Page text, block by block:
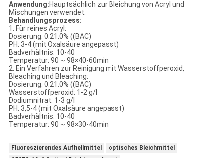
Anwendung:Hauptsächlich zur Bleichung von Acryl und
Mischungen verwendet.
Behandlungsprozess:
1. Für reines Acryl:
Dosierung: 0.21.0% ((BAC)
PH: 3-4 (mit Oxalsäure angepasst)
Badverhältnis: 10-40
Temperatur: 90 ~ 98×40-60min
2. Ein Verfahren zur Reinigung mit Wasserstoffperoxid,
Bleaching und Bleaching:
Dosierung: 0.21.0% ((BAC)
Wasserstoffperoxid: 1-2 g/l
Dodiumnitrat: 1-3 g/l
PH: 3,5-4 (mit Oxalsäure angepasst)
Badverhältnis: 10-40
Temperatur: 90 ~ 98×30-40min
Fluoreszierendes Aufhellmittel
optisches Bleichmittel